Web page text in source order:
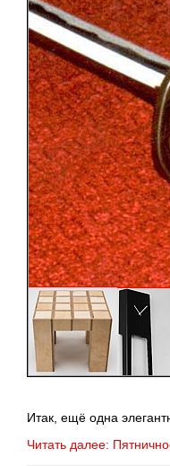
Итак, ещё одна
Читать далее: